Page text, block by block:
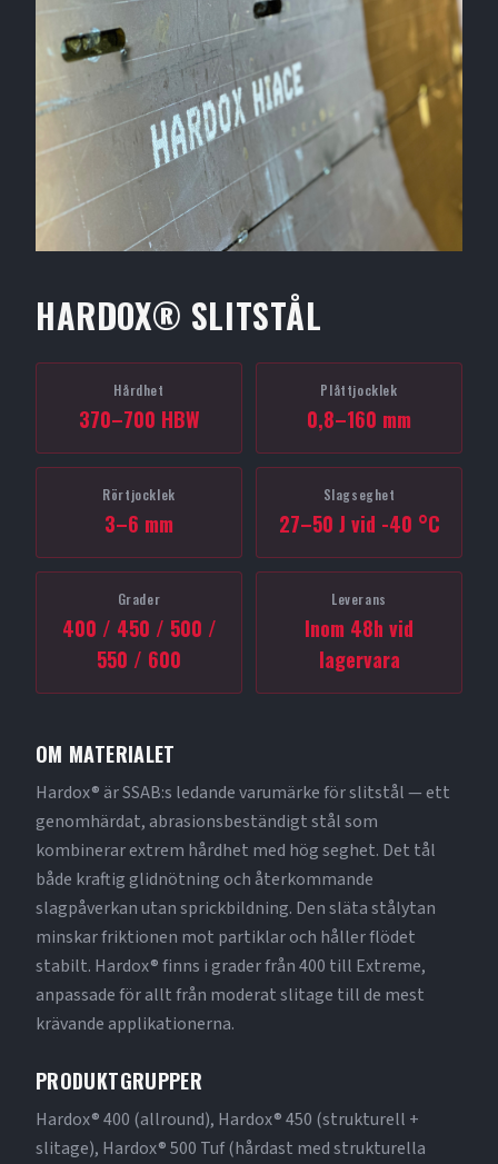
HARDOX® SLITSTÅL
Hårdhet
370–700 HBW
Plåttjocklek
0,8–160 mm
Rörtjocklek
3–6 mm
Slagseghet
27–50 J vid -40 °C
Grader
400 / 450 / 500 /
550 / 600
Leverans
Inom 48h vid
lagervara
OM MATERIALET
Hardox® är SSAB:s ledande varumärke för slitstål — ett
genomhärdat, abrasionsbeständigt stål som
kombinerar extrem hårdhet med hög seghet. Det tål
både kraftig glidnötning och återkommande
slagpåverkan utan sprickbildning. Den släta stålytan
minskar friktionen mot partiklar och håller flödet
stabilt. Hardox® finns i grader från 400 till Extreme,
anpassade för allt från moderat slitage till de mest
krävande applikationerna.
PRODUKTGRUPPER
Hardox® 400 (allround), Hardox® 450 (strukturell +
slitage), Hardox® 500 Tuf (hårdast med strukturella